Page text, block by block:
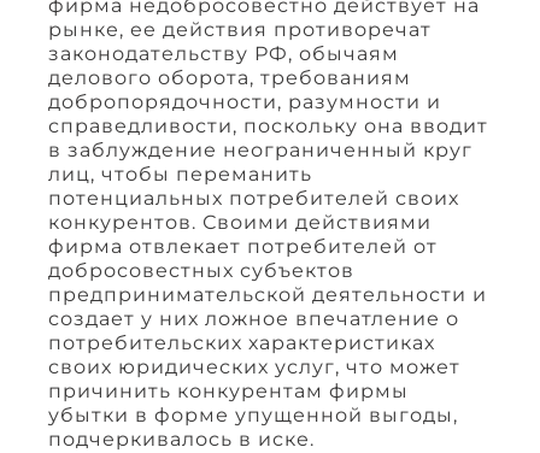
фирма недобросовестно действует на
рынке, ее действия противоречат
законодательству РФ, обычаям
делового оборота, требованиям
добропорядочности, разумности и
справедливости, поскольку она вводит
в заблуждение неограниченный круг
лиц, чтобы переманить
потенциальных потребителей своих
конкурентов. Своими действиями
фирма отвлекает потребителей от
добросовестных субъектов
предпринимательской деятельности и
создает у них ложное впечатление о
потребительских характеристиках
своих юридических услуг, что может
причинить конкурентам фирмы
убытки в форме упущенной выгоды,
подчеркивалось в иске.